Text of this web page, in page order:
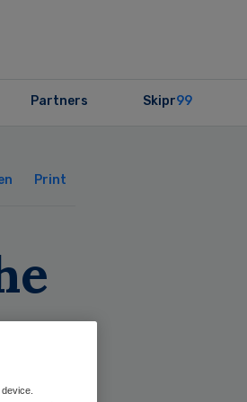
Partners Skipr99
Print